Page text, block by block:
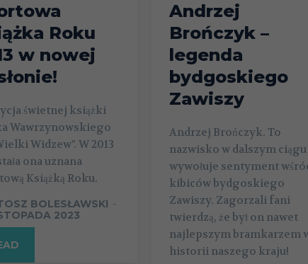
Roku
w nowej
świetnej książki
Wawrzynowskiego
Widzew". W 2013
ona uznana
Książką Roku.
BOLESŁAWSKI -
2023
Andrzej
Brończyk –
legenda
bydgoskiego
Zawiszy
Andrzej Brończyk. To
nazwisko w dalszym ciągu
wywołuje sentyment
kibiców bydgoskiego
Zawiszy. Zagorzali fani
twierdzą, że był on nawet
najlepszym bramkarzem
historii naszego kraju!